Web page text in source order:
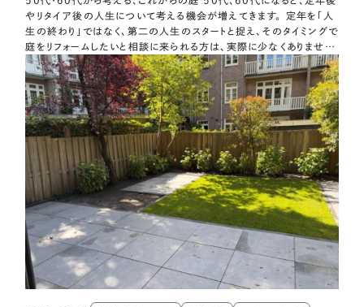
やリタイア後の人生について考える機会が増えてきます。 定年を「人
生の終わり」ではなく、第二の人生のスタートと捉え、そのタイミングで
庭をリフォームしたいと相談に来られる方は、実際に少なくありませ
ん。 マイホームを建てた当時は、若く、子育てを中心に考えた庭でし
た。 芝生に生垣、天然木のウッドデッキ イングリッシュガーデンが日
本に入ってきた…